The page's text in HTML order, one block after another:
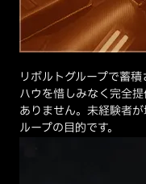
リボルトグループで蓄
ハウを惜しみなく完全
ありません。未経験者
ループの目的です。